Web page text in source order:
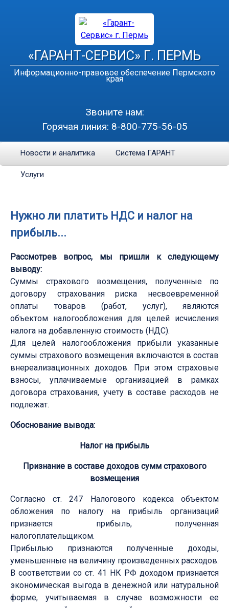
«ГАРАНТ-СЕРВИС» Г. ПЕРМЬ
Информационно-правовое обеспечение Пермского
края
Звоните нам:
Горячая линия: 8-800-775-56-05
Новости и аналитика Система ГАРАНТ
Услуги
Нужно ли платить НДС и налог на
прибыль...
Рассмотрев вопрос, мы пришли к следующему
выводу:
Суммы страхового возмещения, полученные по
договору страхования риска несвоевременной
оплаты товаров (работ, услуг), являются
объектом налогообложения для целей исчисления
налога на добавленную стоимость (НДС).
Для целей налогообложения прибыли указанные
суммы страхового возмещения включаются в состав
внереализационных доходов. При этом страховые
взносы, уплачиваемые организацией в рамках
договора страхования, учету в составе расходов не
подлежат.
Обоснование вывода:
Налог на прибыль
Признание в составе доходов сумм страхового
возмещения
Согласно ст. 247 Налогового кодекса объектом
обложения по налогу на прибыль организаций
признается прибыль, полученная
налогоплательщиком.
Прибылью признаются полученные доходы,
уменьшенные на величину произведенных расходов.
В соответствии со ст. 41 НК РФ доходом признается
экономическая выгода в денежной или натуральной
форме, учитываемая в случае возможности ее